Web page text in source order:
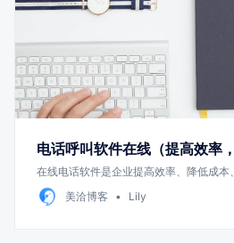
电话呼叫软件在线（提高效率
在线电话软件是企业提高效率、降低成本
美洽博客
Lily